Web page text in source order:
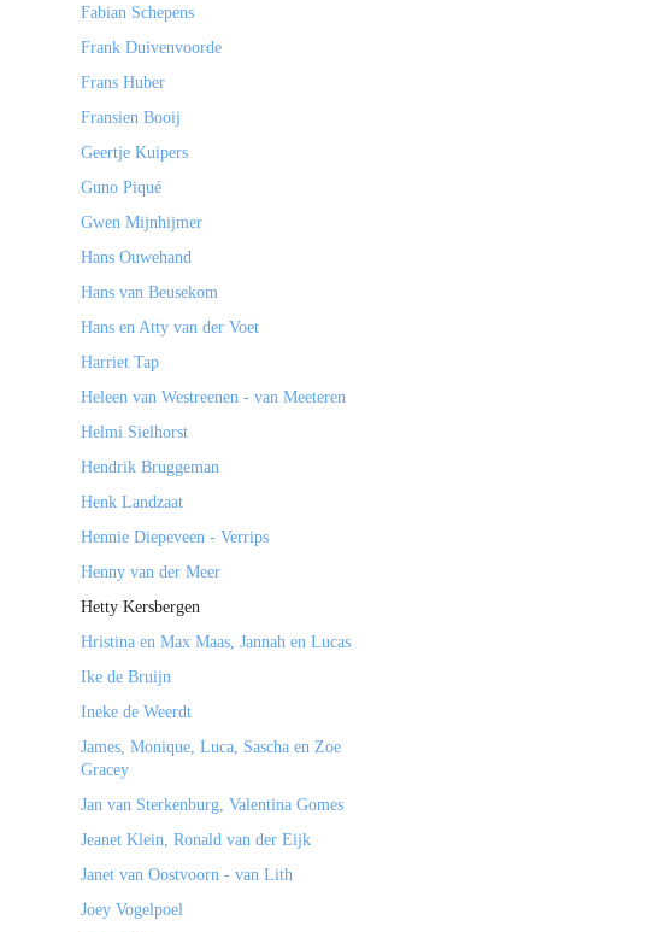
Fabian Schepens
Frank Duivenvoorde
Frans Huber
Fransien Booij
Geertje Kuipers
Guno Piqué
Gwen Mijnhijmer
Hans Ouwehand
Hans van Beusekom
Hans en Atty van der Voet
Harriet Tap
Heleen van Westreenen - van Meeteren
Helmi Sielhorst
Hendrik Bruggeman
Henk Landzaat
Hennie Diepeveen - Verrips
Henny van der Meer
Hetty Kersbergen
Hristina en Max Maas, Jannah en Lucas
Ike de Bruijn
Ineke de Weerdt
James, Monique, Luca, Sascha en Zoe
Gracey
Jan van Sterkenburg, Valentina Gomes
Jeanet Klein, Ronald van der Eijk
Janet van Oostvoorn - van Lith
Joey Vogelpoel